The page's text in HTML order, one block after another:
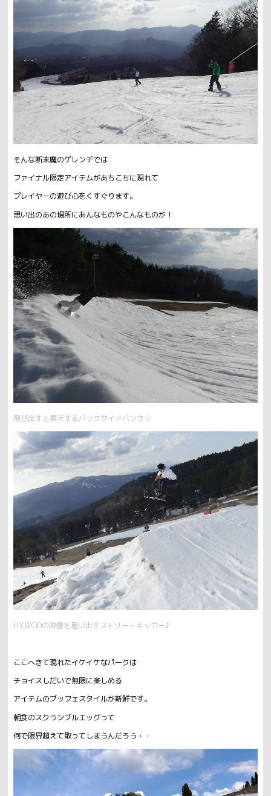
そんな断末魔のゲレンデでは
ファイナル限定アイテムがあちこちに現れて
プレイヤーの遊び心をくすぐります。
思い出のあの場所にあんなものやこんなものが！
飛び出すと昇天するバックサイドバンク☆
HYWODの映像を思い出すストリートキッカー♪
ここへきて現れたイケイケなパークは
チョイスしだいで無限に楽しめる
アイテムのブッフェスタイルが新鮮です。
朝食のスクランブルエッグって
何で限界超えて取ってしまうんだろう・・